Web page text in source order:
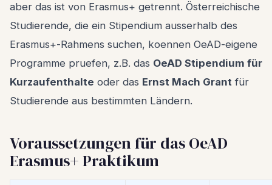
aber das ist von Erasmus+ getrennt. Österreichische
Studierende, die ein Stipendium ausserhalb des
Erasmus+-Rahmens suchen, koennen OeAD-eigene
Programme pruefen, z.B. das OeAD Stipendium für
Kurzaufenthalte oder das Ernst Mach Grant für
Studierende aus bestimmten Ländern.
Voraussetzungen für das OeAD
Erasmus+ Praktikum